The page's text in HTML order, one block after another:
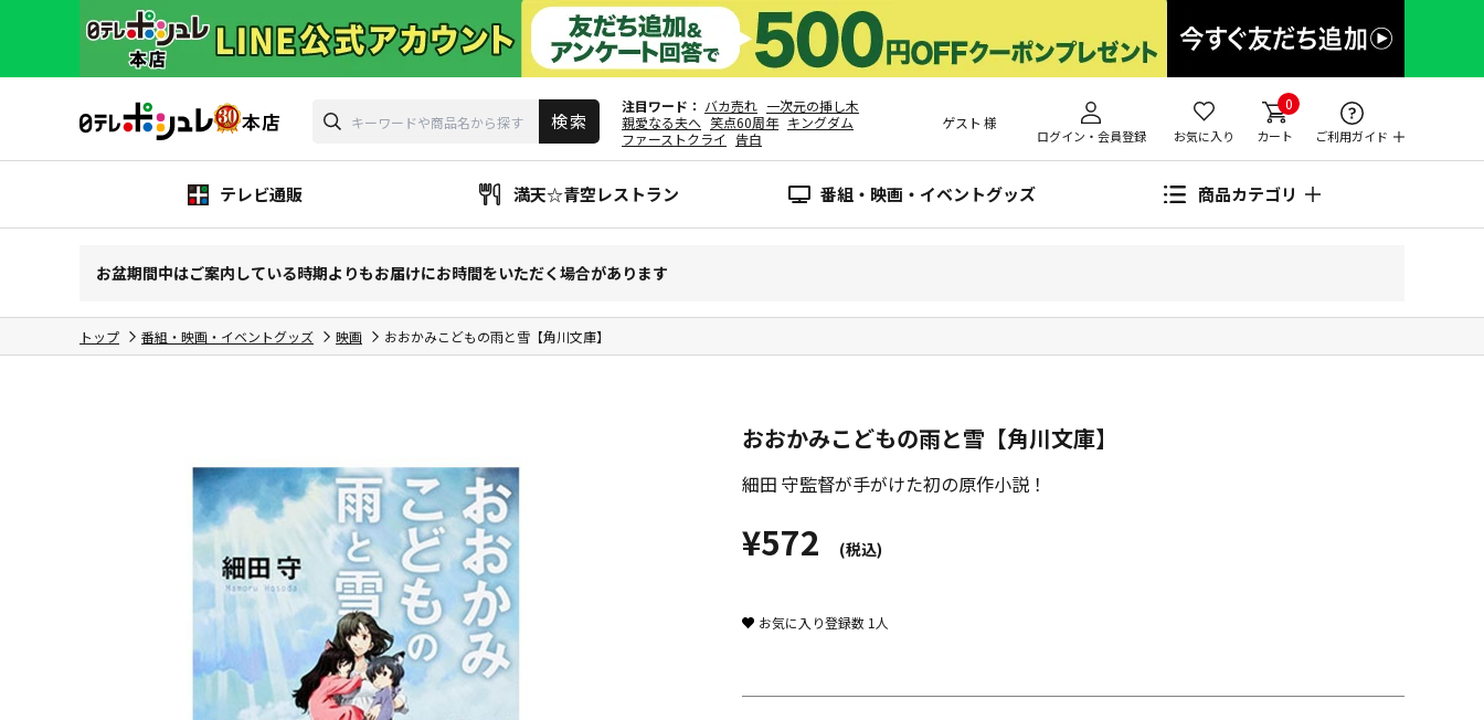
注目ワード バカ売れ 一次元の挿し木
親愛なる夫へ 笑点60周年 キングダム
ファーストクライ
告白
ゲスト 様
ログイン・会員登録 お気に入り
0
カート ご利用ガイド
テレビ通販 満天☆青空レストラン 番組・映画・イベントグッズ 商品カテゴリ
お盆期間中はご案内している時期よりもお届けにお時間をいただく場合があります
トップ 番組・映画・イベントグッズ 映画 おおかみこどもの雨と雪【角川文庫】
おおかみこどもの雨と雪【角川文庫】
細田 守監督が手がけた初の原作小説！
¥572 (税込)
お気に入り登録数 1 人